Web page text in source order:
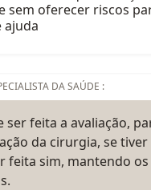
sem oferecer riscos
ajuda
DA SAÚDE :
ser feita a avaliação,
da cirurgia, se tiver
feita sim, mantendo